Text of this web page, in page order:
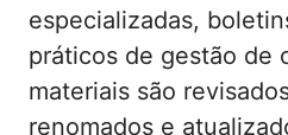
especializadas,
práticos de gestão de
materiais são
renomados e